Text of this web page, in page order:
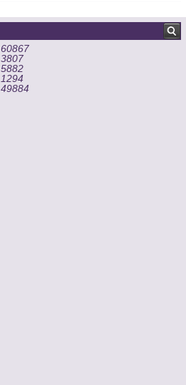
60867
3807
5882
1294
49884